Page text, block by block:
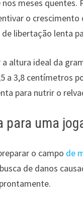
meses
o
libertação lenta
altura ideal da
a 3,8 centímetros
para nutrir o
para uma
o campo de
de danos